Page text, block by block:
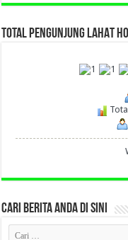
TOTAL PENGUNJUNG LAHAT
CARI BERITA ANDA DI SINI